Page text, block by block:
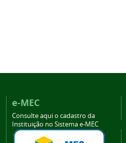
e-MEC
Consulte aqui o cadastro da
Instituição no Sistema e-MEC